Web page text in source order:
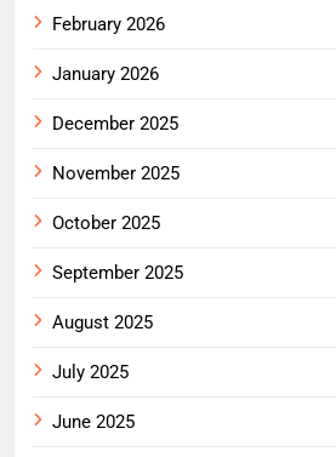
February 2026
January 2026
December 2025
November 2025
October 2025
September 2025
August 2025
July 2025
June 2025